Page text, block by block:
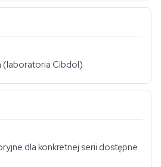
(laboratoria Cibdol)
dla konkretnej serii dostępne